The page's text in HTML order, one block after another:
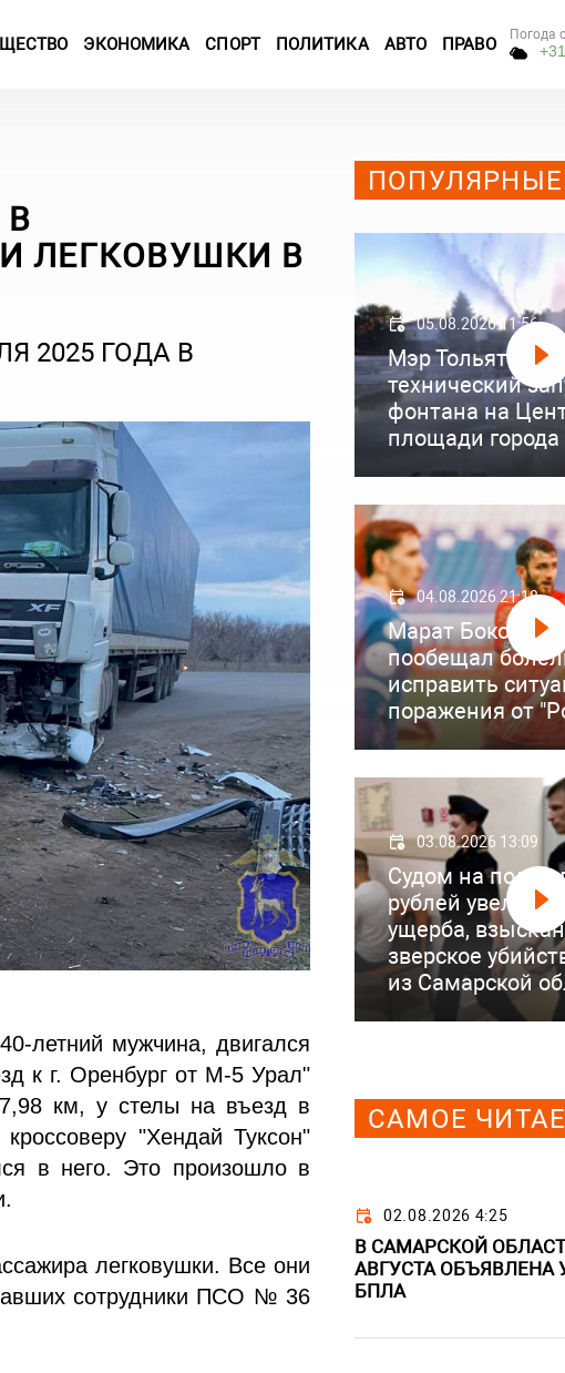
ЭКОНОМИКА СПОРТ ПОЛИТИКА АВТО ПРАВО Погода
+31
ЛЕГКОВУШКИ В
2025 ГОДА В
летний мужчина, двигался
к г. Оренбург от М-5 Урал"
км, у стелы на въезд в
"Хендай Туксон"
в него. Это произошло в
легковушки. Все они
сотрудники ПСО № 36
05.08.2026 11:56
Мэр Тольятти
технический
фонтана на
площади города
04.08.2026 21:18
Марат Бокоев
пообещал
исправить
поражения от
03.08.2026 13:09
Судом на
рублей
ущерба,
зверское
из Самарской
САМОЕ
02.08.2026 4:25
В САМАРСКОЙ
АВГУСТА ОБЪЯВЛЕНА
БПЛА